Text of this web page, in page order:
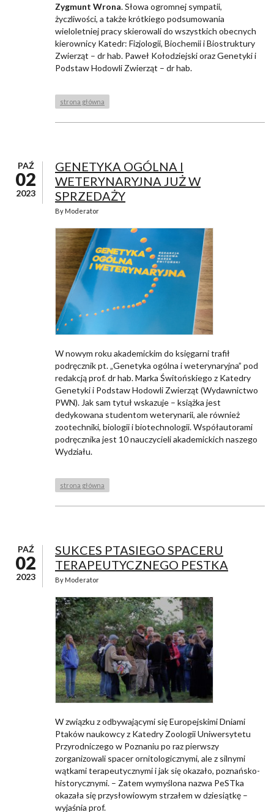
Zygmunt Wrona. Słowa ogromnej sympatii,
życzliwości, a także krótkiego podsumowania
wieloletniej pracy skierowali do wszystkich obecnych
kierownicy Katedr: Fizjologii, Biochemii i Biostruktury
Zwierząt – dr hab. Paweł Kołodziejski oraz Genetyki i
Podstaw Hodowli Zwierząt – dr hab.
strona główna
PAŹ
02
2023
GENETYKA OGÓLNA I
WETERYNARYJNA JUŻ W
SPRZEDAŻY
By Moderator
W nowym roku akademickim do księgarni trafił
podręcznik pt. „Genetyka ogólna i weterynaryjna” pod
redakcją prof. dr hab. Marka Świtońskiego z Katedry
Genetyki i Podstaw Hodowli Zwierząt (Wydawnictwo
PWN). Jak sam tytuł wskazuje – książka jest
dedykowana studentom weterynarii, ale również
zootechniki, biologii i biotechnologii. Współautorami
podręcznika jest 10 nauczycieli akademickich naszego
Wydziału.
strona główna
PAŹ
02
2023
SUKCES PTASIEGO SPACERU
TERAPEUTYCZNEGO PESTKA
By Moderator
W związku z odbywającymi się Europejskimi Dniami
Ptaków naukowcy z Katedry Zoologii Uniwersytetu
Przyrodniczego w Poznaniu po raz pierwszy
zorganizowali spacer ornitologicznymi, ale z silnymi
wątkami terapeutycznymi i jak się okazało, poznańsko-
historycznymi. – Zatem wymyślona nazwa PeSTka
okazała się przysłowiowym strzałem w dziesiątkę –
wyjaśnia prof.